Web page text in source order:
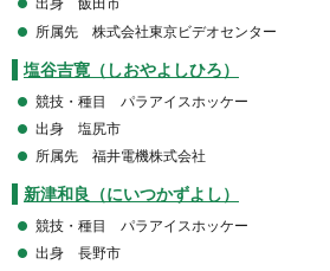
出身 飯田市
所属先 株式会社東京ビデオセンター
塩谷吉寛（しおやよしひろ）
競技・種目 パラアイスホッケー
出身 塩尻市
所属先 福井電機株式会社
新津和良（にいつかずよし）
競技・種目 パラアイスホッケー
出身 長野市